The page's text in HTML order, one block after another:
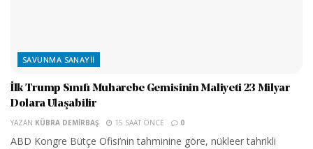
SAVUNMA SANAYII
İlk Trump Sınıfı Muharebe Gemisinin Maliyeti 23 Milyar
Dolara Ulaşabilir
YAZAN KÜBRA DEMIRBAŞ 15 SAAT ÖNCE 0
ABD Kongre Bütçe Ofisi’nin tahminine göre, nükleer tahrikli